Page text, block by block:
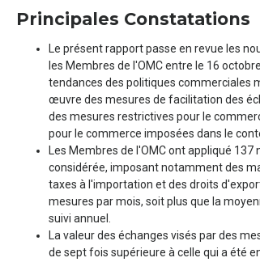
Principales Constatations
Le présent rapport passe en revue les
les Membres de l'OMC entre le 16
tendances des politiques commerciales
œuvre des mesures de facilitation des
des mesures restrictives pour le
pour le commerce imposées dans le
Les Membres de l'OMC ont appliqué
considérée, imposant notamment des
taxes à l'importation et des droits
mesures par mois, soit plus que la
suivi annuel.
La valeur des échanges visés par des
de sept fois supérieure à celle qui a été